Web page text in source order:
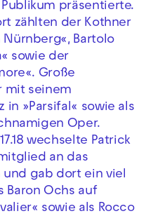
präsentierte.
zählten der Kothner
Bartolo
sowie der
Große
mit seinem
in »Parsifal« sowie als
Oper.
wechselte Patrick
an das
gab dort ein viel
Baron Ochs auf
sowie als Rocco